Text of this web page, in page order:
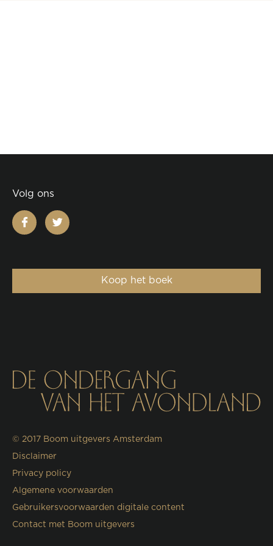
Volg ons
facebooktwitter
Koop het boek
© 2017 Boom uitgevers Amsterdam
Disclaimer
Privacy policy
Algemene voorwaarden
Gebruikersvoorwaarden digitale content
Contact met Boom uitgevers